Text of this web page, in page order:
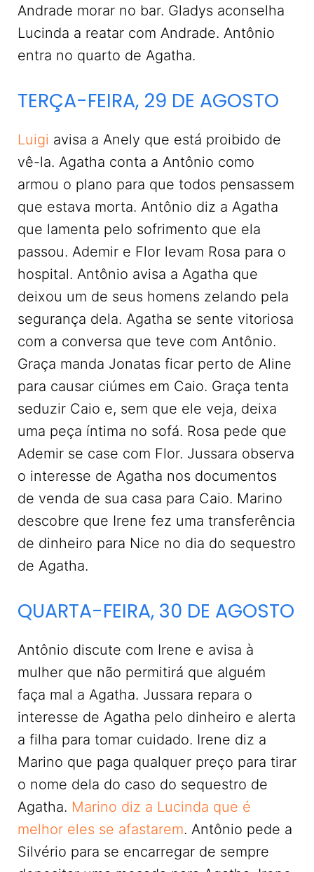
Andrade morar no bar. Gladys aconselha
Lucinda a reatar com Andrade. Antônio
entra no quarto de Agatha.
TERÇA-FEIRA, 29 DE AGOSTO
Luigi avisa a Anely que está proibido de
vê-la. Agatha conta a Antônio como
armou o plano para que todos pensassem
que estava morta. Antônio diz a Agatha
que lamenta pelo sofrimento que ela
passou. Ademir e Flor levam Rosa para o
hospital. Antônio avisa a Agatha que
deixou um de seus homens zelando pela
segurança dela. Agatha se sente vitoriosa
com a conversa que teve com Antônio.
Graça manda Jonatas ficar perto de Aline
para causar ciúmes em Caio. Graça tenta
seduzir Caio e, sem que ele veja, deixa
uma peça íntima no sofá. Rosa pede que
Ademir se case com Flor. Jussara observa
o interesse de Agatha nos documentos
de venda de sua casa para Caio. Marino
descobre que Irene fez uma transferência
de dinheiro para Nice no dia do sequestro
de Agatha.
QUARTA-FEIRA, 30 DE AGOSTO
Antônio discute com Irene e avisa à
mulher que não permitirá que alguém
faça mal a Agatha. Jussara repara o
interesse de Agatha pelo dinheiro e alerta
a filha para tomar cuidado. Irene diz a
Marino que paga qualquer preço para tirar
o nome dela do caso do sequestro de
Agatha. Marino diz a Lucinda que é
melhor eles se afastarem. Antônio pede a
Silvério para se encarregar de sempre